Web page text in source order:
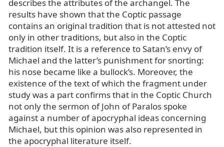
describes the attributes of the archangel. The
results have shown that the Coptic passage
contains an original tradition that is not attested not
only in other traditions, but also in the Coptic
tradition itself. It is a reference to Satan’s envy of
Michael and the latter’s punishment for snorting:
his nose became like a bullock’s. Moreover, the
existence of the text of which the fragment under
study was a part confirms that in the Coptic Church
not only the sermon of John of Paralos spoke
against a number of apocryphal ideas concerning
Michael, but this opinion was also represented in
the apocryphal literature itself.